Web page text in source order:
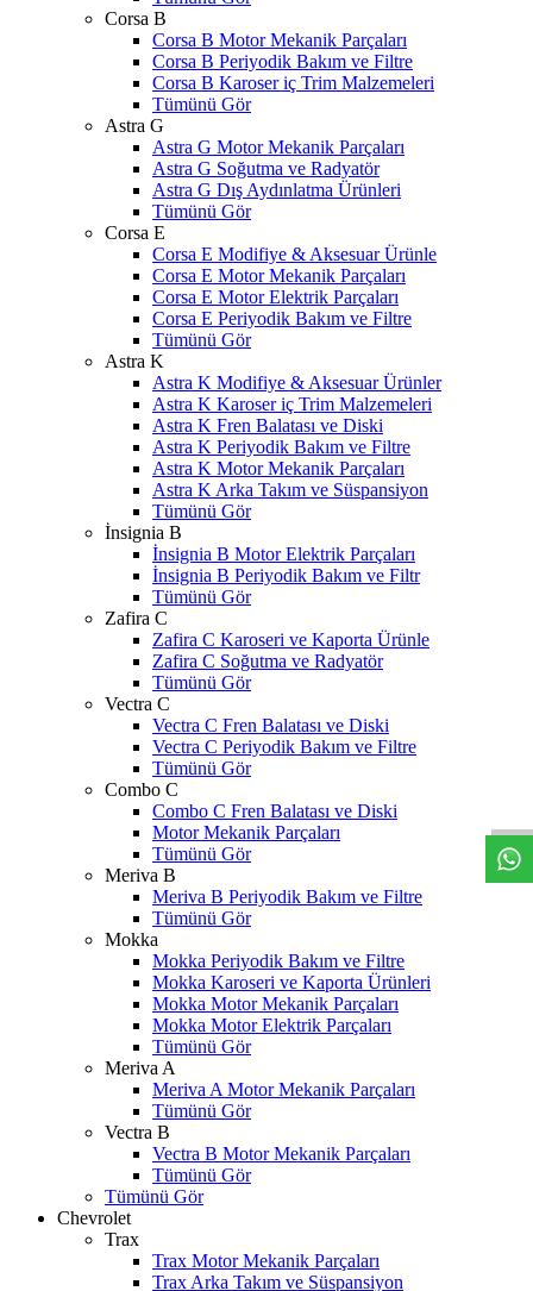
Corsa B
Corsa B Motor Mekanik Parçaları
Corsa B Periyodik Bakım ve Filtre
Corsa B Karoser iç Trim Malzemeleri
Tümünü Gör
Astra G
Astra G Motor Mekanik Parçaları
Astra G Soğutma ve Radyatör
Astra G Dış Aydınlatma Ürünleri
Tümünü Gör
Corsa E
Corsa E Modifiye & Aksesuar Ürünle
Corsa E Motor Mekanik Parçaları
Corsa E Motor Elektrik Parçaları
Corsa E Periyodik Bakım ve Filtre
Tümünü Gör
Astra K
Astra K Modifiye & Aksesuar Ürünler
Astra K Karoser iç Trim Malzemeleri
Astra K Fren Balatası ve Diski
Astra K Periyodik Bakım ve Filtre
Astra K Motor Mekanik Parçaları
Astra K Arka Takım ve Süspansiyon
Tümünü Gör
İnsignia B
İnsignia B Motor Elektrik Parçaları
İnsignia B Periyodik Bakım ve Filtr
Tümünü Gör
Zafira C
Zafira C Karoseri ve Kaporta Ürünle
Zafira C Soğutma ve Radyatör
Tümünü Gör
Vectra C
Vectra C Fren Balatası ve Diski
Vectra C Periyodik Bakım ve Filtre
Tümünü Gör
Combo C
Combo C Fren Balatası ve Diski
Motor Mekanik Parçaları
Tümünü Gör
Meriva B
Meriva B Periyodik Bakım ve Filtre
Tümünü Gör
Mokka
Mokka Periyodik Bakım ve Filtre
Mokka Karoseri ve Kaporta Ürünleri
Mokka Motor Mekanik Parçaları
Mokka Motor Elektrik Parçaları
Tümünü Gör
Meriva A
Meriva A Motor Mekanik Parçaları
Tümünü Gör
Vectra B
Vectra B Motor Mekanik Parçaları
Tümünü Gör
Tümünü Gör
Chevrolet
Trax
Trax Motor Mekanik Parçaları
Trax Arka Takım ve Süspansiyon